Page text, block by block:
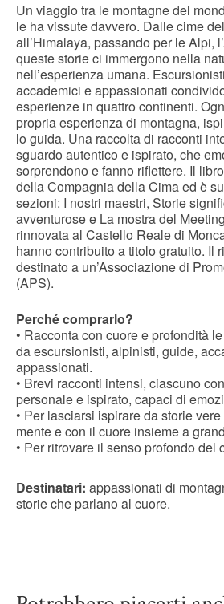
Un viaggio tra le montagne del
le ha vissute davvero. Dalle cime
all’Himalaya, passando per le Alpi,
queste storie ci immergono nella
nell’esperienza umana.
accademici e appassionati
esperienze in quattro continenti.
propria esperienza di montagna,
lo guida. Una raccolta di racconti
sguardo autentico e ispirato, che
sorprendono e fanno riflettere. Il
della Compagnia della Cima ed è
sezioni: I nostri maestri, Storie
avventurose e La mostra del
rinnovata al Castello Reale di
hanno contribuito a titolo gratuito. Il
destinato a un’Associazione di
(APS).
Perché comprarlo?
• Racconta con cuore e profondità
da escursionisti, alpinisti, guide,
appassionati.
• Brevi racconti intensi, ciascuno
personale e ispirato, capaci di
• Per lasciarsi ispirare da storie
mente e con il cuore insieme a
• Per ritrovare il senso profondo del
Destinatari: appassionati di
storie che parlano al cuore.